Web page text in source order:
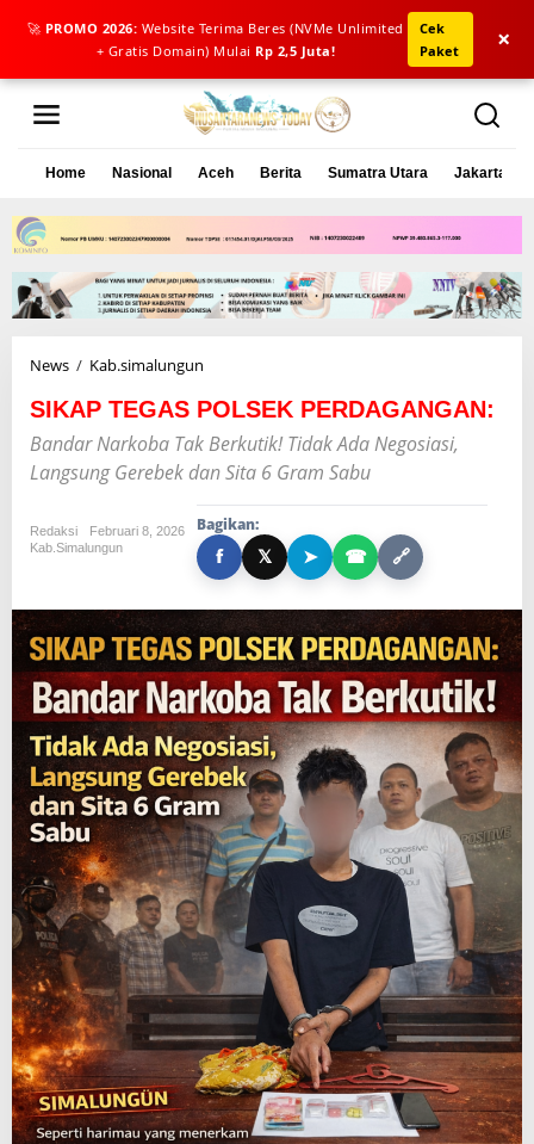
🚀 PROMO 2026: Website Terima Beres (NVMe Unlimited
+ Gratis Domain) Mulai Rp 2,5 Juta!
Cek
Paket
×
L
Home Nasional Aceh Berita Sumatra Utara Jakarta
News / Kab.simalungun
K
A
P
T
E
G
A
S
O
L
S
E
K
P
E
R
D
A
G
A
N
G
A
N
SIKAP TEGAS POLSEK PERDAGANGAN:
Bandar Narkoba Tak Berkutik! Tidak Ada Negosiasi,
Langsung Gerebek dan Sita 6 Gram Sabu
Redaksi
Februari 8, 2026
Kab.simalungun
Bagikan:
f 𝕏 ➤ ☎ 🔗